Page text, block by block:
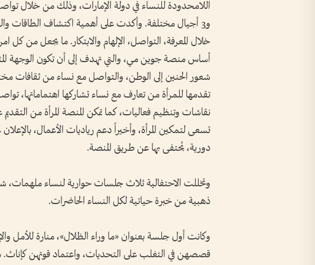
و3 أجيال مختلفة. وأكدت على أهمية اكتشاف الطاقات
خلال المعرفة، التواصل، الإلهام والابتكار. ما يجعل من
أساس منصة جوين مي، والتي تهدف إلى أن تكون الوجهة
شعور الحنين إلى الوطن، والتواصل مع نساء من ثقافات
تقدمها للمرأة من تعارف مع نساء تشاركها اهتماماتها،
نقاشات وتنظيم فعاليات، كما تمكن المنصة المرأة من
تسعى لتمكين المرأة، وأخيراً دعم رياديات الأعمال،
دورية، يُحتفى بها عن طريق المنصة.
وتخللت الاحتفالية ثلاث جلسات حوارية لنساء
ذهبية من خبرة حياتية لكل النساء الحاضرات.
وكانت أول جلسة بعنوان «ما وراء الظلال»، منارة للأمل
قصصهن في التغلب على التحديات، واعتماد قوتهن كإناث.